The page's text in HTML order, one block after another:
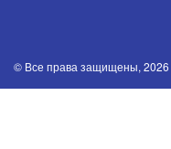
© Все права защищены, 2026